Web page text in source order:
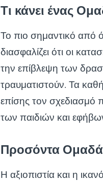
Τι κάνει ένας
Το πιο σημαντικό από
διασφαλίζει ότι οι
την επίβλεψη των
τραυματιστούν. Τα
επίσης τον σχεδιασμό
των παιδιών και
Προσόντα
Η αξιοπιστία και η